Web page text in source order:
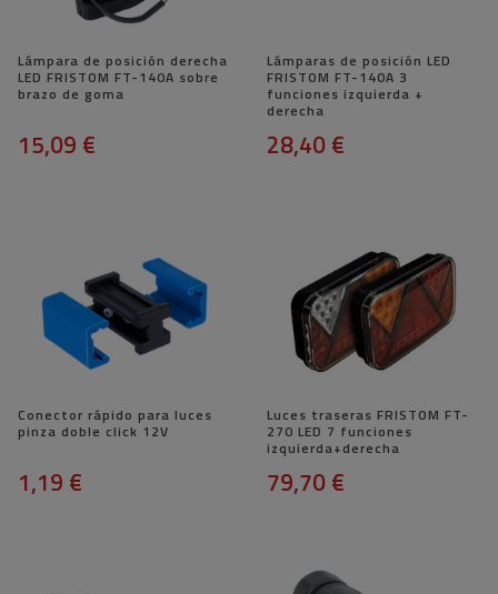
Lámpara de posición derecha
LED FRISTOM FT-140A sobre
brazo de goma
15,09 €
Lámparas de posición LED
FRISTOM FT-140A 3
funciones izquierda +
derecha
28,40 €
Conector rápido para luces
pinza doble click 12V
1,19 €
Luces traseras FRISTOM FT-
270 LED 7 funciones
izquierda+derecha
79,70 €